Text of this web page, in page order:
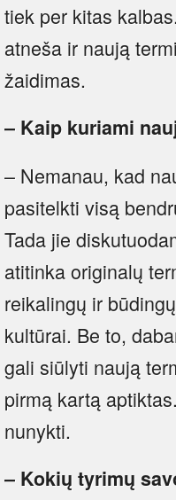
tiek per kitas
atneša ir naują
žaidimas.
– Kaip kuriami
– Nemanau, kad
pasitelkti visą
Tada jie
atitinka originalų
reikalingų ir
kultūrai. Be to,
gali siūlyti naują
pirmą kartą
nunykti.
– Kokių tyrimų